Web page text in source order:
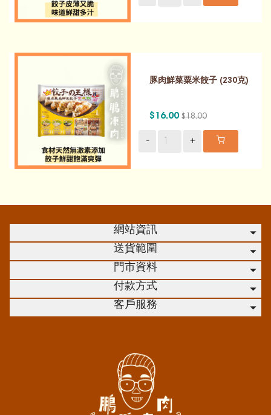
豚肉鮮菜粟米餃子 (230克)
$16.00 $18.00
- +
網站資訊
送貨範圍
門市資料
付款方式
客戶服務